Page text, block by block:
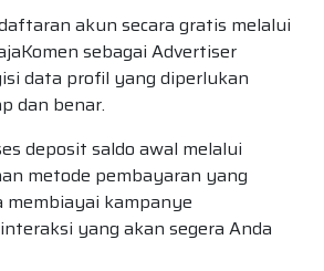
akun secara gratis melalui
sebagai Advertiser
data profil yang diperlukan
dan benar.
deposit saldo awal melalui
metode pembayaran yang
membiayai kampanye
yang akan segera Anda